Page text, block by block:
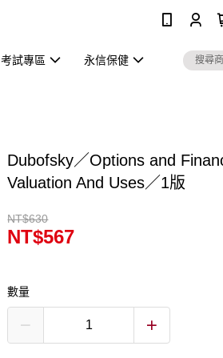
考試專區 永信保健
Dubofsky／Options and
Valuation And Uses／1版
NT$630
NT$567
數量